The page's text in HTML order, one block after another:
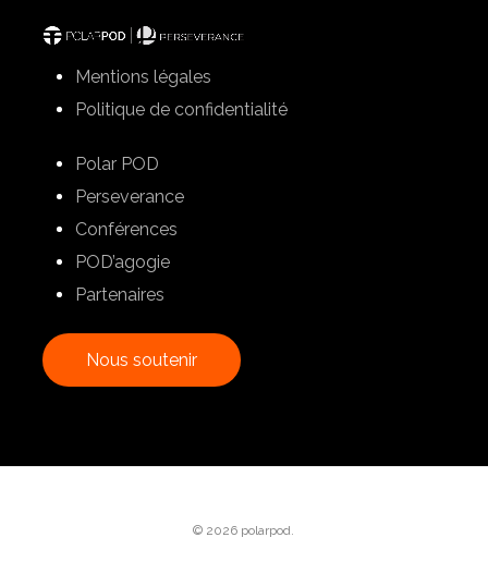
Mentions légales
Politique de confidentialité
Polar POD
Perseverance
Conférences
POD’agogie
Partenaires
Nous soutenir
© 2026 polarpod.